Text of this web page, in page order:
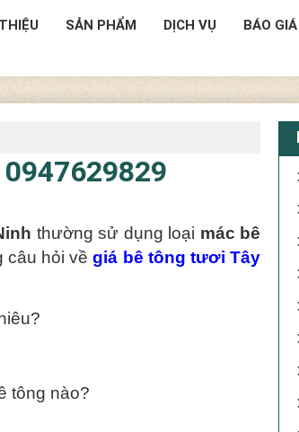
SẢN PHẨM DỊCH VỤ BÁO GIÁ
thường sử dụng loại mác bê
câu hỏi vềgiá bê tông tươi Tây
tông nào?